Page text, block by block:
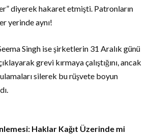
diyerek hakaret etmişti. Patronların
yerinde aynı!
Singh ise şirketlerin 31 Aralık günü
grevi kırmaya çalıştığını, ancak
silerek bu rüşvete boyun
Haklar Kağıt Üzerinde mi